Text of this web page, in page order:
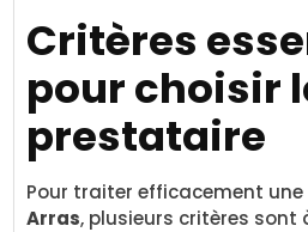
Critères
pour choisir
prestataire
Pour traiter efficacement
Arras, plusieurs critères sont